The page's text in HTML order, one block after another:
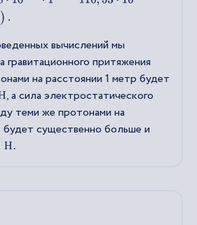
вычислений мы
гравитационного притяжения
на расстоянии 1 метр будет
, а сила электростатического
теми же протонами на
будет существенно больше и
Н
.